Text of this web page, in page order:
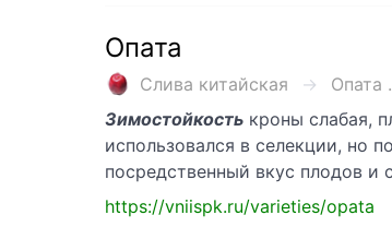
Опата
Слива китайская
Опата
Зимостойкость кроны слабая,
использовался в селекции, но
посредственный вкус плодов и
https://vniispk.ru/varieties/opata